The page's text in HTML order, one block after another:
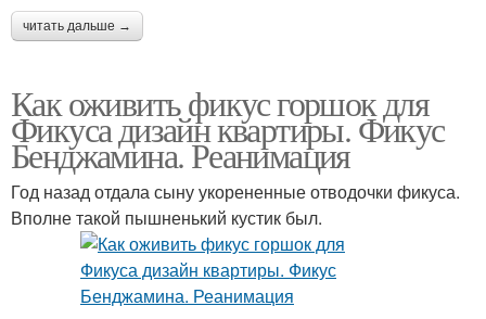
читать дальше →
Как оживить фикус горшок для
Фикуса дизайн квартиры. Фикус
Бенджамина. Реанимация
Год назад отдала сыну укорененные отводочки фикуса.
Вполне такой пышненький кустик был.